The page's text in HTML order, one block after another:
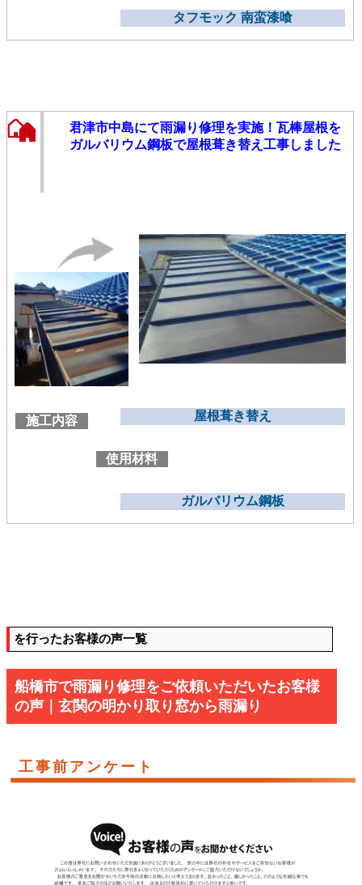
タフモック 南蛮漆喰
君津市中島にて雨漏り修理を実施！瓦棒屋根を
ガルバリウム鋼板で屋根葺き替え工事しました
施工内容 屋根葺き替え
使用材料
ガルバリウム鋼板
を行ったお客様の声一覧
船橋市で雨漏り修理をご依頼いただいたお客様
の声｜玄関の明かり取り窓から雨漏り
工事前アンケート